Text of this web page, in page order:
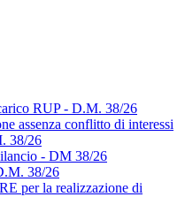
RUP - D.M. 38/26
assenza conflitto di interessi
38/26
- DM 38/26
38/26
per la realizzazione di